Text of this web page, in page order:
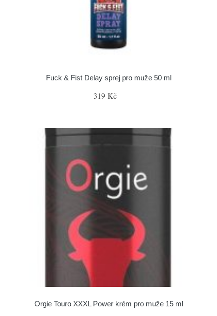
Fuck & Fist Delay sprej pro muže 50 ml
319 Kč
Orgie Touro XXXL Power krém pro muže 15 ml